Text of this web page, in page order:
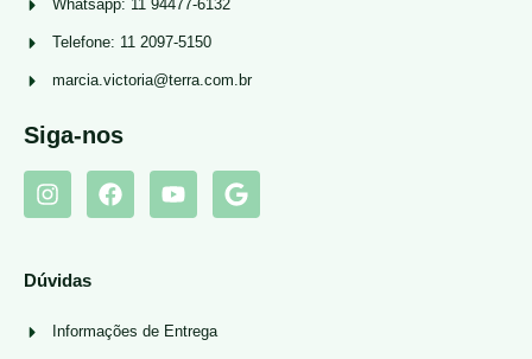
Whatsapp: 11 94477-6132
Telefone: 11 2097-5150
marcia.victoria@terra.com.br
Siga-nos
Dúvidas
Informações de Entrega